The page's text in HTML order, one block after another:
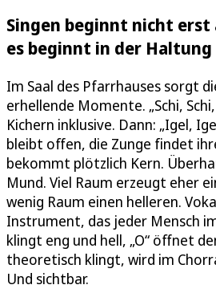
Singen beginnt nicht erst
es beginnt in der Haltung
Im Saal des Pfarrhauses sorgt
erhellende Momente. „Schi,
Kichern inklusive. Dann: „Igel,
bleibt offen, die Zunge findet
bekommt plötzlich Kern.
Mund. Viel Raum erzeugt eher
wenig Raum einen helleren.
Instrument, das jeder Mensch
klingt eng und hell, „O“ öffnet
theoretisch klingt, wird im
Und sichtbar.